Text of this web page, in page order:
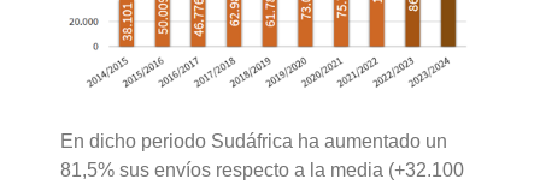
En dicho periodo Sudáfrica ha aumentado un
81,5% sus envíos respecto a la media (+32.100